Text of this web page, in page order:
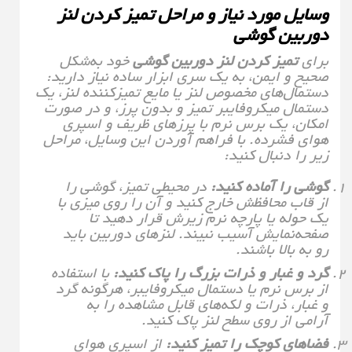
وسایل مورد نیاز و مراحلتمیز کردن لنز
دوربین گوشی
برایتمیز کردن لنز دوربین گوشیخود به‌شکل
صحیح و ایمن، به یک سری ابزار ساده نیاز دارید:
دستمال‌های مخصوص لنز یا مایع تمیزکننده لنز، یک
دستمال میکروفایبر تمیز و بدون پرز، و در صورت
امکان، یک برس نرم با پرزهای ظریف و اسپری
هوای فشرده. با فراهم آوردن این وسایل، مراحل
زیر را دنبال کنید:
گوشی را آماده کنید:در محیطی تمیز، گوشی را
از قاب محافظش خارج کنید و آن را روی میزی با
یک حوله یا پارچه نرم زیرش قرار دهید تا
صفحه‌نمایش آسیب نبیند. لنزهای دوربین باید
رو به بالا باشند.
گرد و غبار و ذرات بزرگ را پاک کنید:با استفاده
از برس نرم یا دستمال میکروفایبر، هرگونه گرد
و غبار، ذرات و لکه‌های قابل مشاهده را به
آرامی از روی سطح لنز پاک کنید.
فضاهای کوچک را تمیز کنید:از اسپری هوای